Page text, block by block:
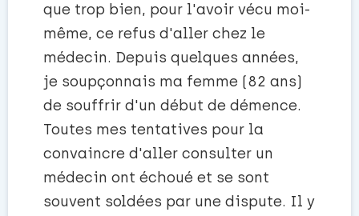
que trop bien, pour l'avoir vécu moi-
même, ce refus d'aller chez le
médecin. Depuis quelques années,
je soupçonnais ma femme (82 ans)
de souffrir d'un début de démence.
Toutes mes tentatives pour la
convaincre d'aller consulter un
médecin ont échoué et se sont
souvent soldées par une dispute. Il y